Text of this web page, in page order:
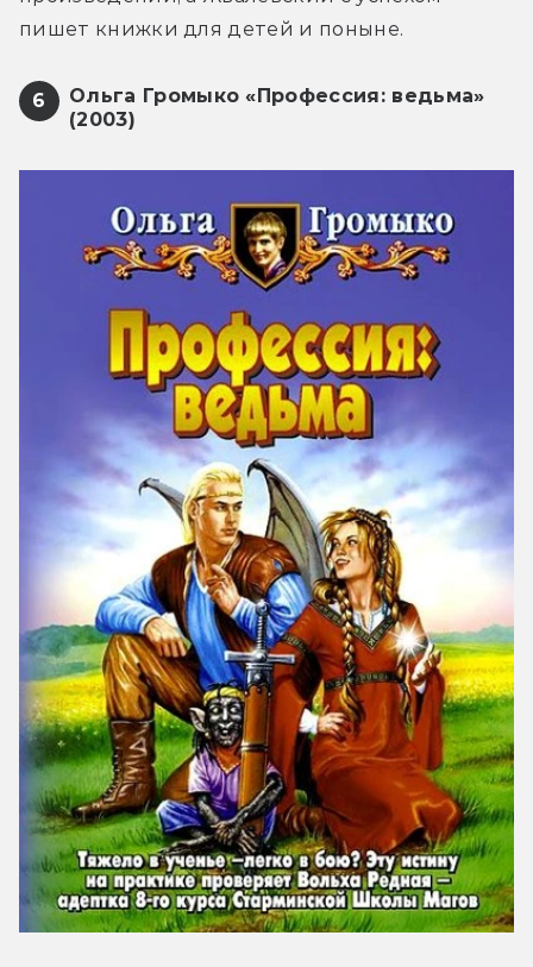
пишет книжки для детей и поныне.
6
Ольга Громыко «Профессия: ведьма»
(2003)